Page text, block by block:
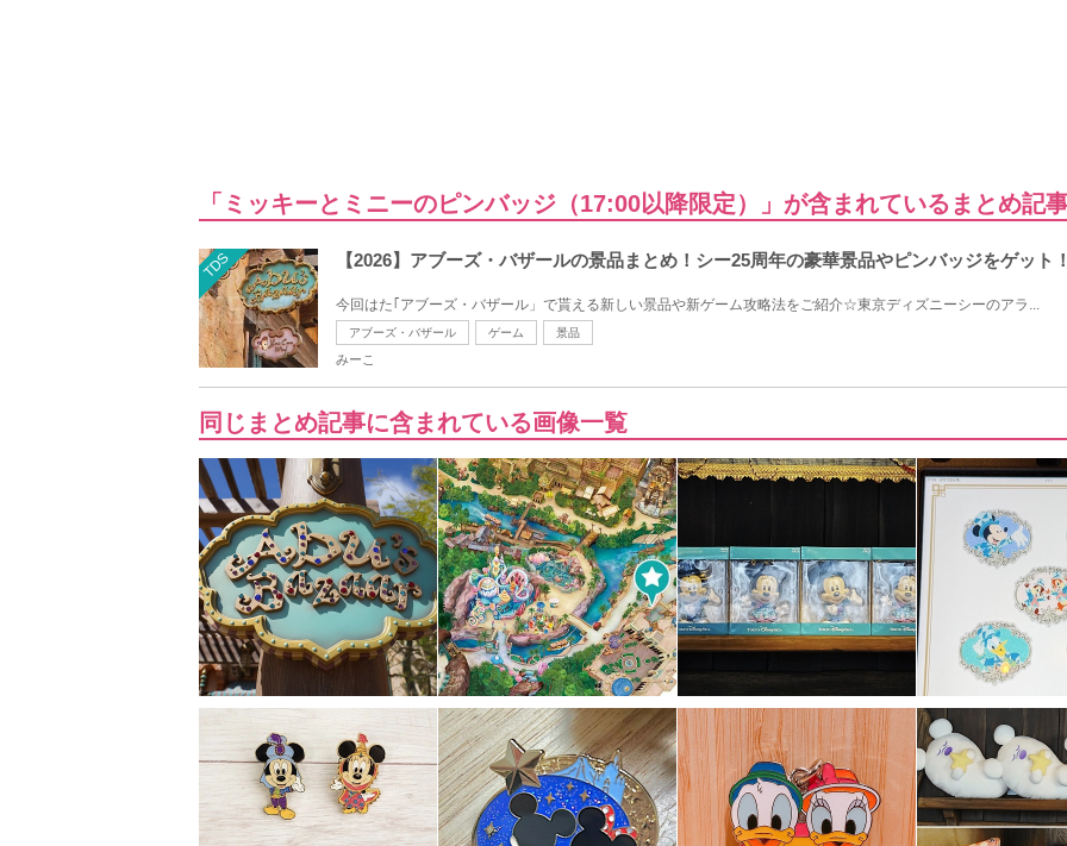
「ミッキーとミニーのピンバッジ（17:00以降限定）」が含まれているまとめ記
TDS 【2026】アブーズ・バザールの景品まとめ！シー25周年の豪華景品やピンバッジをゲット
今回はた｢アブーズ・バザール」で貰える新しい景品や新ゲーム攻略法をご紹介☆東京ディズニーシーのアラ...
アブーズ・バザール ゲーム 景品
みーこ
同じまとめ記事に含まれている画像一覧